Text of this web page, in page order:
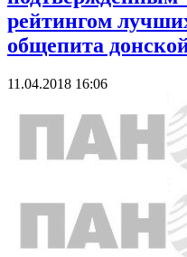
рейтингом
общепита
11.04.2018 16:06